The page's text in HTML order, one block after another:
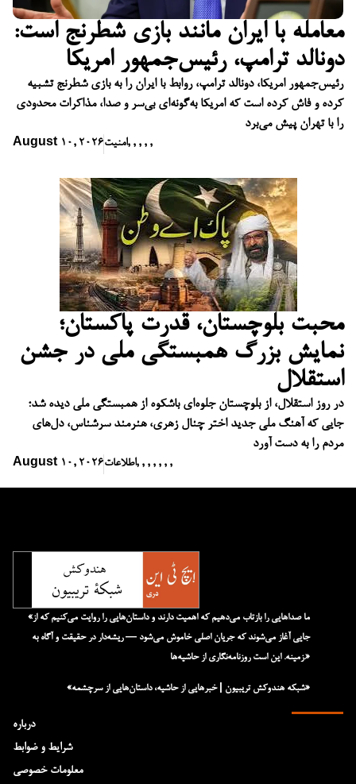
معامله با ایران مانند بازی شطرنج است:
دونالد ترامپ، رئیس‌جمهور امریکا
رئیس‌جمهور امریکا، دونالد ترامپ، روابط با ایران را به بازی شطرنج تشبیه
کرده و فاش کرده است که امریکا به‌گونه‌ای بی‌سر و صدا، مذاکرات محدودی
را با تهران پیش می‌برد
August 10, 2026امنیت, , , , ,
محبت بلوچستان، قدرت پاکستان؛
نمایش بزرگ همبستگی ملی در جشن
استقلال
در روز استقلال، از بلوچستان جلوه‌ای باشکوه از همبستگی ملی دیده شد؛
جایی که آهنگ ملی جدید اختر چنال زهری، هنرمند سرشناس، دل‌های
مردم را به دست آورد
August 10, 2026اطلاعات, , , , , , ,
درباره
شرایط و ضوابط
معلومات خصوصی
«ما صداهایی را بازتاب می‌دهیم که اهمیت دارند و داستان‌هایی را روایت می‌کنیم که از
جایی آغاز می‌شوند که جریان اصلی خاموش می‌شود — ریشه‌دار در حقیقت و آگاه به
زمینه. این است روزنامه‌نگاری از حاشیه‌ها.»
«شبکه هند‌و‌کش تریبیون | خبرهایی از حاشیه، داستان‌هایی از سرچشمه»